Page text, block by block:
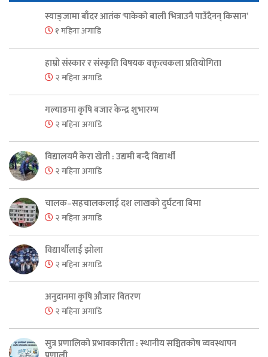
स्याङ्जामा बाँदर आतंक ‘पाकेको बाली भित्राउनै पाउँदैनन् किसान’
१ महिना अगाडि
हाम्रो संस्कार र संस्कृति विषयक वक्तृत्वकला प्रतियोगिता
२ महिना अगाडि
गल्याङमा कृषि बजार केन्द्र शुभारम्भ
२ महिना अगाडि
विद्यालयमै केरा खेती : उद्यमी बन्दै विद्यार्थी
२ महिना अगाडि
चालक–सहचालकलाई दश लाखको दुर्घटना बिमा
२ महिना अगाडि
विद्यार्थीलाई झोला
२ महिना अगाडि
अनुदानमा कृषि औजार वितरण
२ महिना अगाडि
सुत्र प्रणालिको प्रभावकारीता : स्थानीय सञ्चितकोष व्यवस्थापन